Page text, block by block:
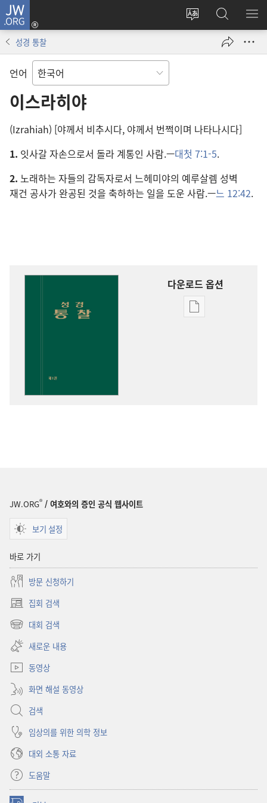
JW.ORG
사이트
변경
로그인
(새로운
열기)
JW.ORG
검색
메
성경 통찰
언어
이스라히야
(Izrahiah) [야께서 비추시다, 야께서 번쩍이며 나타나시다]
1. 잇사갈 자손으로서 돌라 계통인 사람.—대첫 7:1-5.
2. 노래하는 자들의 감독자로서 느헤미야의 예루살렘 성벽
재건 공사가 완공된 것을 축하하는 일을 도운 사람.—느 12:42.
다운로드 옵션
출판물
JW.ORG® / 여호와의 증인 공식 웹사이트
보기 설정
바로 가기
방문 신청하기
집회 검색
(새로운
창
대회 검색
(새로운
창
열기)
새로운 내용
동영상
화면 해설 동영상
검색
임상의를 위한 의학 정보
대외 소통 자료
도움말